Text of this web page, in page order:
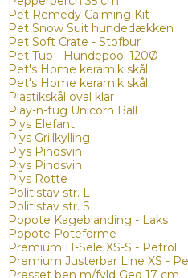
Pet Remedy Calming Kit
Pet Snow Suit hundedækken
Pet Soft Crate - Stofbur
Pet Tub - Hundepool 120Ø
Pet's Home keramik skål
Pet's Home keramik skål
Plastikskål oval klar
Play-n-tug Unicorn Ball
Plys Elefant
Plys Grillkylling
Plys Pindsvin
Plys Pindsvin
Plys Rotte
Politistav str. L
Politistav str. S
Popote Kageblanding - Laks
Popote Poteforme
Premium H-Sele XS-S - Petrol
Premium Justerbar Line XS -
Presset ben m/fyld Ged 17 cm